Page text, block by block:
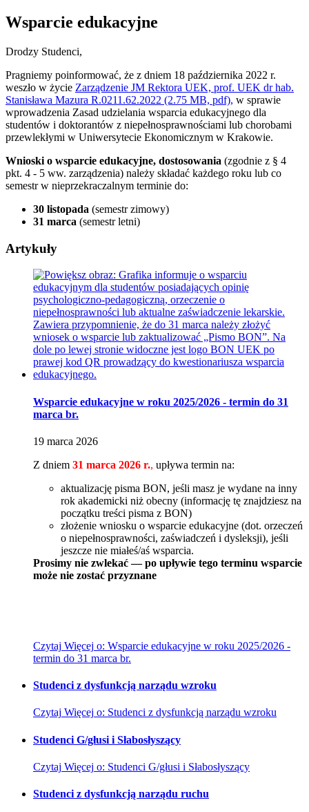
Wsparcie edukacyjne
Drodzy Studenci,
Pragniemy poinformować, że z dniem 18 października 2022 r.
weszło w życie Zarządzenie JM Rektora UEK, prof. UEK dr hab.
Stanisława Mazura R.0211.62.2022 (2.75 MB, pdf), w sprawie
wprowadzenia Zasad udzielania wsparcia edukacyjnego dla
studentów i doktorantów z niepełnosprawnościami lub chorobami
przewlekłymi w Uniwersytecie Ekonomicznym w Krakowie.
Wnioski o wsparcie edukacyjne, dostosowania (zgodnie z § 4
pkt. 4 - 5 ww. zarządzenia) należy składać każdego roku lub co
semestr w nieprzekraczalnym terminie do:
30 listopada (semestr zimowy)
31 marca (semestr letni)
Artykuły
Wsparcie edukacyjne w roku 2025/2026 - termin do 31
marca br.
19 marca 2026
Z dniem 31 marca 2026 r., upływa termin na:
aktualizację pisma BON, jeśli masz je wydane na inny
rok akademicki niż obecny (informację tę znajdziesz na
początku treści pisma z BON)
złożenie wniosku o wsparcie edukacyjne (dot. orzeczeń
o niepełnosprawności, zaświadczeń i dysleksji), jeśli
jeszcze nie miałeś/aś wsparcia.
Prosimy nie zwlekać — po upływie tego terminu wsparcie
może nie zostać przyznane
Czytaj Więcej o: Wsparcie edukacyjne w roku 2025/2026 -
termin do 31 marca br.
Studenci z dysfunkcją narządu wzroku
Czytaj Więcej o: Studenci z dysfunkcją narządu wzroku
Studenci G/głusi i Słabosłyszący
Czytaj Więcej o: Studenci G/głusi i Słabosłyszący
Studenci z dysfunkcją narządu ruchu